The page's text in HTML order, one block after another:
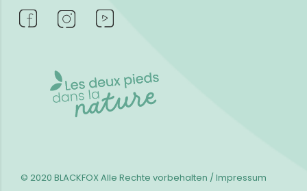
© 2020 BLACKFOXAlle Rechte vorbehalten / Impressum